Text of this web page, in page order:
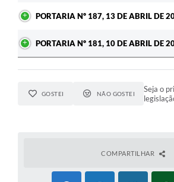
PORTARIA Nº 187, 13 DE ABRIL DE
PORTARIA Nº 181, 10 DE ABRIL DE
GOSTEI NÃO GOSTEI
Seja o
COMPARTILHAR